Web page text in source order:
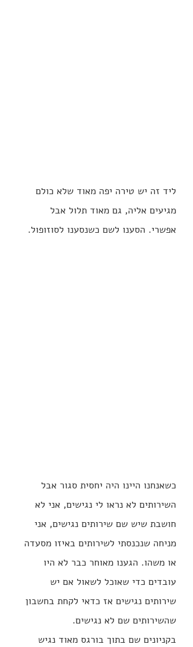
ליד זה יש טירה יפה מאוד שלא כולם
מגיעים אליה, גם מאוד תלול אבל
אפשרי. הסענו לשם כשנסענו לסוזופול.
כשאנחנו היינו היה יחסית סגור אבל
השירותים לא נראו לי נגישים, אני לא
חושבת שיש שם שירותים נגישים, אני
מניחה שנכנסתי לשירותים באיזו מסעדה
או משהו. הגענו מאוחר כבר לא היו
עובדים כדי שאוכל לשאול אם יש
שירותים נגישים אז כדאי לקחת בחשבון
שהשירותים שם לא נגישים.
בקניונים שם בתוך בורגס מאוד נגיש